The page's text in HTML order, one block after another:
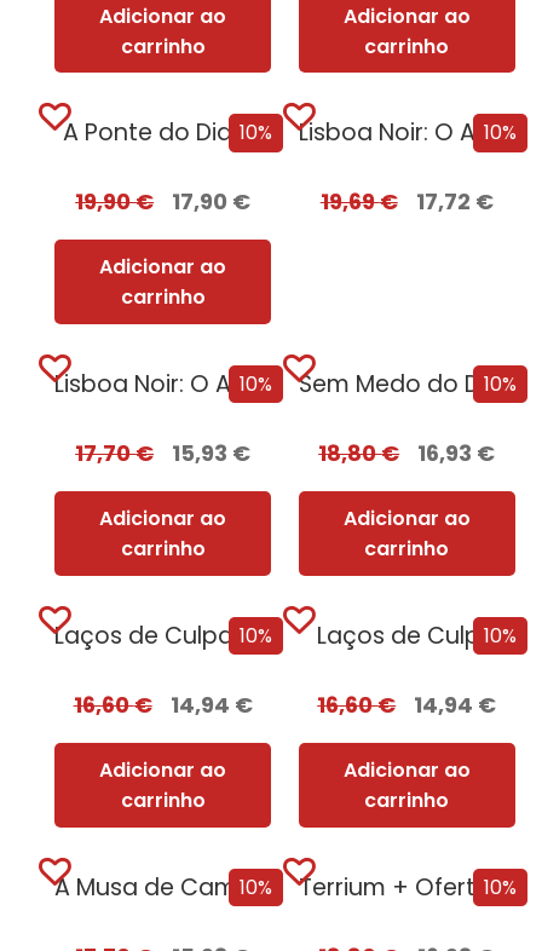
Adicionar ao
carrinho
Adicionar ao
carrinho
10%
A Ponte do Diabo
19,90€ 17,90 €
Adicionar ao
carrinho
10%
Lisboa Noir: O Ano Negro de 1929...
19,69€ 17,72 €
10%
Lisboa Noir: O Ano Negro de 1929
17,70€ 15,93 €
Adicionar ao
carrinho
10%
Sem Medo do Destino [Nova Edição]
18,80€ 16,93 €
Adicionar ao
carrinho
10%
Laços de Culpa + Oferta Ao Pôr...
16,60€ 14,94 €
Adicionar ao
carrinho
10%
Laços de Culpa
16,60€ 14,94 €
Adicionar ao
carrinho
10%
A Musa de Camões [Nova Edição] 10%
Terrium + Oferta Lago do Silêncio